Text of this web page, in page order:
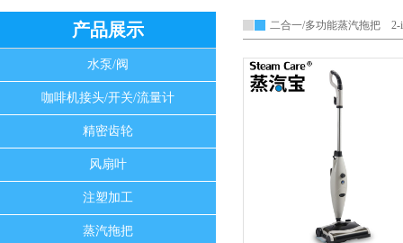
产品展示
水泵/阀
咖啡机接头/开关/流量计
精密齿轮
风扇叶
注塑加工
蒸汽拖把
二合一/多功能蒸汽拖把 2-